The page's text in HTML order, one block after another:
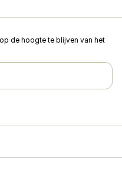
de hoogte te blijven van het
handelsregister van de
C, dossier 268616.